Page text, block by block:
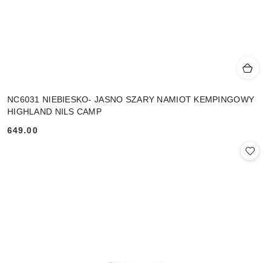
NC6031 NIEBIESKO- JASNO SZARY NAMIOT KEMPINGOWY
HIGHLAND NILS CAMP
Cena:
649.00